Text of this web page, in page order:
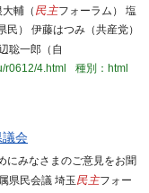
輔（ 民主フォーラム） 塩
） 伊藤はつみ（共産党）
聡一郎（自
r0612/4.html
種別：html
会
にみなさまのご意見をお聞
県民会議 埼玉民主フォー